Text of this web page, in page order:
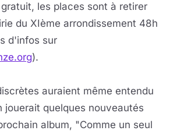
les places sont à retirer
du XIème arrondissement 48h
d'infos sur
).
auraient même entendu
jouerait quelques nouveautés
album, "Comme un seul